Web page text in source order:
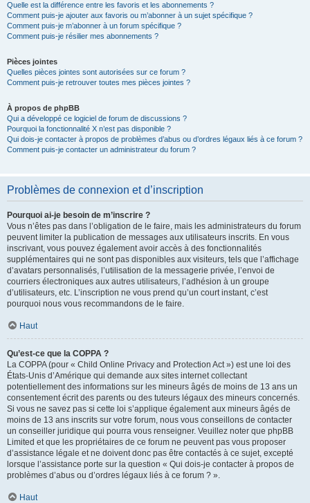
Quelle est la différence entre les favoris et les abonnements ?
Comment puis-je ajouter aux favoris ou m’abonner à un sujet spécifique ?
Comment puis-je m’abonner à un forum spécifique ?
Comment puis-je résilier mes abonnements ?
Pièces jointes
Quelles pièces jointes sont autorisées sur ce forum ?
Comment puis-je retrouver toutes mes pièces jointes ?
À propos de phpBB
Qui a développé ce logiciel de forum de discussions ?
Pourquoi la fonctionnalité X n’est pas disponible ?
Qui dois-je contacter à propos de problèmes d’abus ou d’ordres légaux liés à ce forum ?
Comment puis-je contacter un administrateur du forum ?
Problèmes de connexion et d’inscription
Pourquoi ai-je besoin de m’inscrire ?
Vous n’êtes pas dans l’obligation de le faire, mais les administrateurs du forum
peuvent limiter la publication de messages aux utilisateurs inscrits. En vous
inscrivant, vous pouvez également avoir accès à des fonctionnalités
supplémentaires qui ne sont pas disponibles aux visiteurs, tels que l’affichage
d’avatars personnalisés, l’utilisation de la messagerie privée, l’envoi de
courriers électroniques aux autres utilisateurs, l’adhésion à un groupe
d’utilisateurs, etc. L’inscription ne vous prend qu’un court instant, c’est
pourquoi nous vous recommandons de le faire.
Haut
Qu’est-ce que la COPPA ?
La COPPA (pour « Child Online Privacy and Protection Act ») est une loi des
États-Unis d’Amérique qui demande aux sites internet collectant
potentiellement des informations sur les mineurs âgés de moins de 13 ans un
consentement écrit des parents ou des tuteurs légaux des mineurs concernés.
Si vous ne savez pas si cette loi s’applique également aux mineurs âgés de
moins de 13 ans inscrits sur votre forum, nous vous conseillons de contacter
un conseiller juridique qui pourra vous renseigner. Veuillez noter que phpBB
Limited et que les propriétaires de ce forum ne peuvent pas vous proposer
d’assistance légale et ne doivent donc pas être contactés à ce sujet, excepté
lorsque l’assistance porte sur la question « Qui dois-je contacter à propos de
problèmes d’abus ou d’ordres légaux liés à ce forum ? ».
Haut